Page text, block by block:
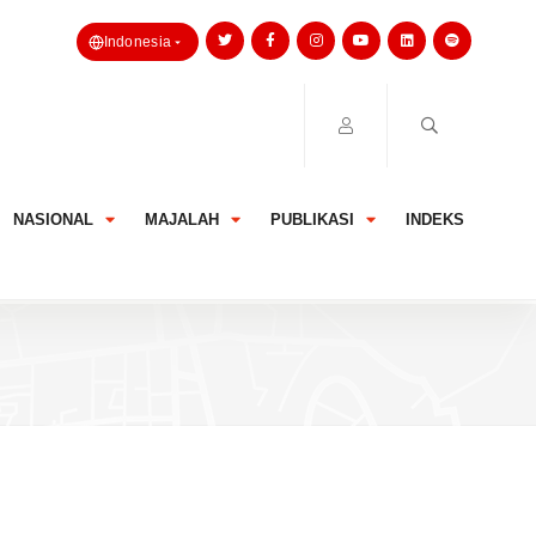
Indonesia
NASIONAL MAJALAH PUBLIKASI INDEKS